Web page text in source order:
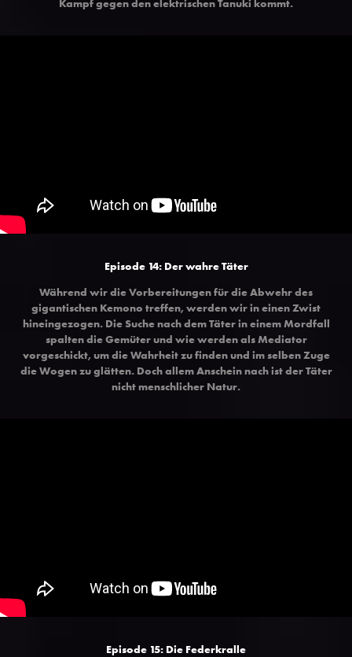
Kampf gegen den elektrischen Tanuki kommt.
Episode 14: Der wahre Täter
Während wir die Vorbereitungen für die Abwehr des
gigantischen Kemono treffen, werden wir in einen Zwist
hineingezogen. Die Suche nach dem Täter in einem Mordfall
spalten die Gemüter und wie werden als Mediator
vorgeschickt, um die Wahrheit zu finden und im selben Zuge
die Wogen zu glätten. Doch allem Anschein nach ist der Täter
nicht menschlicher Natur.
Episode 15: Die Federkralle